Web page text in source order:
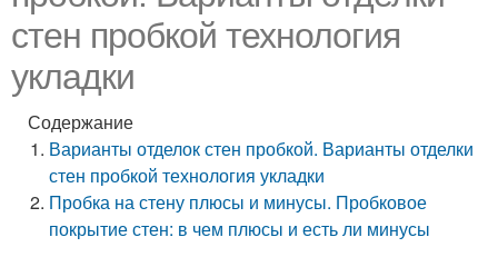
стен пробкой технология
укладки
Содержание
Варианты отделок стен пробкой. Варианты отделки
стен пробкой технология укладки
Пробка на стену плюсы и минусы. Пробковое
покрытие стен: в чем плюсы и есть ли минусы